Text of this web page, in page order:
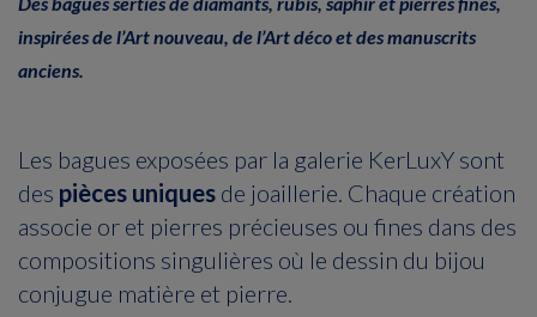
inspirées de l’Art nouveau, de l’Art déco et des manuscrits
anciens.
Les bagues exposées par la galerie KerLuxY sont
des pièces uniques de joaillerie. Chaque création
associe or et pierres précieuses ou fines dans des
compositions singulières où le dessin du bijou
conjugue matière et pierre.